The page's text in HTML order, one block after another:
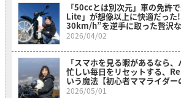
「50ccとは別次元」車の免許
Lite」が想像以上に快適だった
30km/h”を逆手に取った贅沢
レビュー】
2026/04/02
「スマホを見る暇があるなら、
忙しい毎日をリセットする、
いう魔法【初心者ママライダー
2026/05/01